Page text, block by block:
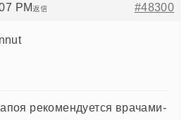
PM #48300
返信
рекомендуется врачами-